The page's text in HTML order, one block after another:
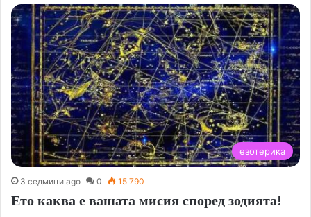
езотерика
3 седмици ago 0 15 790
Ето каква е вашата мисия според зодията!